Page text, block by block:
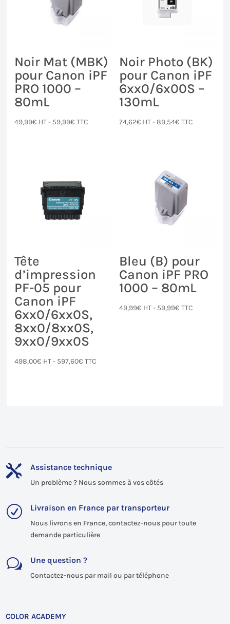
Noir Mat (MBK)
pour Canon iPF
PRO 1000 –
80mL
49,99€ HT - 59,99€ TTC
Noir Photo (BK)
pour Canon iPF
6xx0/6x00S –
130mL
74,62€ HT -89,54€ TTC
Tête
d’impression
PF-05 pour
Canon iPF
6xx0/6xx0S,
8xx0/8xx0S,
9xx0/9xx0S
498,00€ HT - 597,60€ TTC
Bleu (B) pour
Canon iPF PRO
1000 – 80mL
49,99€ HT - 59,99€ TTC
 Assistance technique
Un problème ? Nous sommes à vos côtés
R Livraison en France par transporteur
Nous livrons en France, contactez-nous pour toute
demande particulière
w Une question ?
Contactez-nous par mail ou par téléphone
COLOR ACADEMY